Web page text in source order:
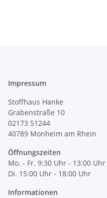
Impressum
Stoffhaus Hanke
Grabenstraße 10
02173 51244
40789 Monheim am Rhein
Öffnungszeiten
Mo. - Fr. 9:30 Uhr - 13:00 Uhr
Di. 15:00 Uhr - 18:00 Uhr
Informationen